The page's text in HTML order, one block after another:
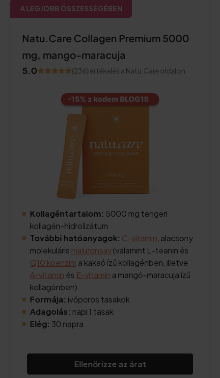
A LEGJOBB ÖSSZESSÉGÉBEN
Natu.Care Collagen Premium 5000
mg, mango-maracuja
5.0 (236) értékelés a Natu.Care oldalon
Kollagéntartalom: 5000 mg tengeri
kollagén-hidrolizátum
További hatóanyagok: C-vitamin , alacsony
molekuláris hialuronsav(valamint L-teanin és
Q10 koenzim a kakaó ízű kollagénben, illetve
A-vitamin és E-vitamin a mangó-maracuja ízű
kollagénben).
Formája: ivóporos tasakok
Adagolás: napi 1 tasak
Elég: 30 napra
Ellenőrizze az árat